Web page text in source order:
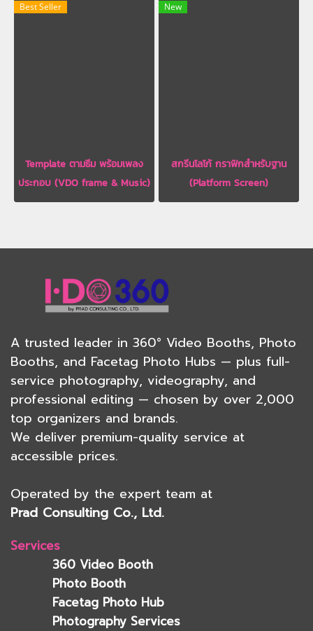
Best Seller
Template ตามธีม พร้อมเพลง
ประกอบ (VDO frame & Music)
New
สกรีนโลโก้ กราฟิกสำหรับฐาน
(Platform Screen)
A trusted leader in 360° Video Booths, Photo
Booths, and Facetag Photo Hubs — plus full-
service photography, videography, and
professional editing — chosen by over 2,000
top organizers and brands.
We deliver premium-quality service at
accessible prices.
Operated by the expert team at
Prad Consulting Co., Ltd.
Services
360 Video Booth
Photo Booth
Facetag Photo Hub
Photography Services